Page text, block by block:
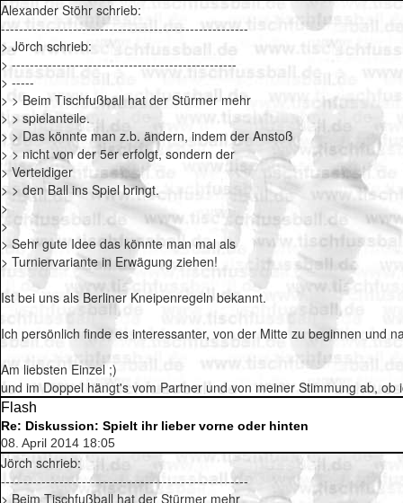
Alexander Stöhr schrieb:
-------------------------------------------------------
> Jörch schrieb:
> --------------------------------------------------
> -----
> > Beim Tischfußball hat der Stürmer mehr
> > spielanteile.
> > Das könnte man z.b. ändern, indem der Anstoß
> > nicht von der 5er erfolgt, sondern der
> Verteidiger
> > den Ball ins Spiel bringt.
>
>
> Sehr gute Idee das könnte man mal als
> Turniervariante in Erwägung ziehen!
Ist bei uns als Berliner Kneipenregeln bekannt.
Ich persönlich finde es interessanter, von der Mitte zu beginnen und
Am liebsten Einzel ;)
und im Doppel hängt's vom Partner und von meiner Stimmung ab,
Flash
Re: Diskussion: Spielt ihr lieber vorne oder hinten
08. April 2014 18:05
Jörch schrieb:
-------------------------------------------------------
> Beim Tischfußball hat der Stürmer mehr